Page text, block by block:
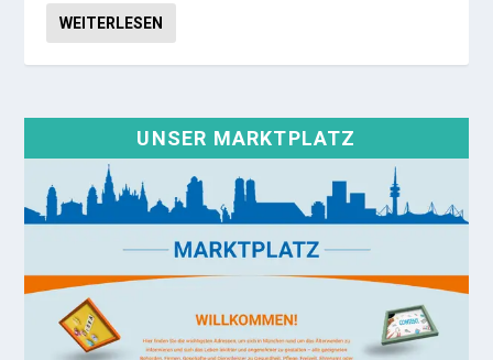
WEITERLESEN
UNSER MARKTPLATZ